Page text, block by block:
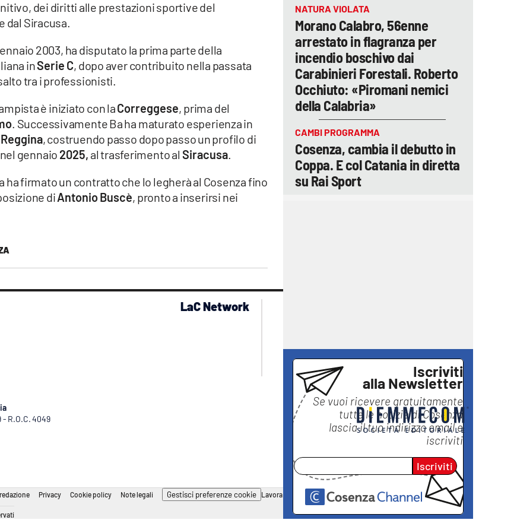
dei diritti alle prestazioni sportive del
dal Siracusa.
2003, ha disputato la prima parte della
inSerie C, dopo aver contribuito nella passata
tra i professionisti.
è iniziato con laCorreggese, prima del
. Successivamente Ba ha maturato esperienza in
Reggina, costruendo passo dopo passo un profilo di
gennaio 2025, al trasferimento al Siracusa.
ha firmato un contratto che lo legherà al Cosenza fino
diAntonio Buscè, pronto a inserirsi nei
NATURA VIOLATA
Morano Calabro, 56enne
arrestato in flagranza per
incendio boschivo dai
Carabinieri Forestali. Roberto
Occhiuto: «Piromani nemici
della Calabria»
CAMBI PROGRAMMA
Cosenza, cambia il debutto in
Coppa. E col Catania in diretta
su Rai Sport
Iscriviti
alla Newsletter
Se vuoi ricevere gratuitamente
tutte le notizie diCosenza
lascia il tuo indirizzo email e
iscriviti
Iscriviti
LaC Network
ilvibonese.it
catanzarochannel.it
R.O.C. 4049
Privacy Cookie policy Note legali Gestisci preferenze cookie Lavora con noi